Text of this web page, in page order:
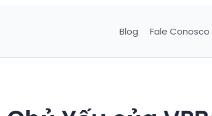
Blog Fale Conosco